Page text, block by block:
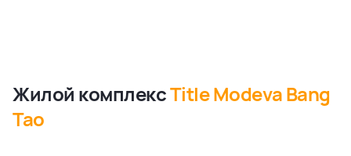
Жилой комплексTitle Modeva Bang
Tao